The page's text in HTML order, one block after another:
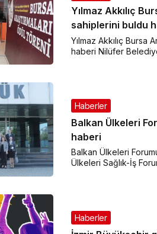
Yılmaz Akkılıç
sahiplerini buldu
Yılmaz Akkılıç Bursa
haberi Nilüfer
Haberler
Balkan Ülkeleri
haberi
Balkan Ülkeleri
Ülkeleri Sağlık-İş
Haberler